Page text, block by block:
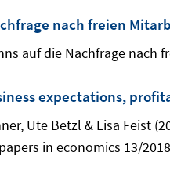
nach freien
auf die Nachfrage nach
expectations,
Ute Betzl & Lisa Feist
in economics 13/